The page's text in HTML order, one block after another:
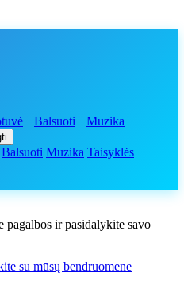
Balsuoti
Muzika
Balsuoti Muzika Taisyklės
ir pasidalykite savo
su mūsų bendruomene